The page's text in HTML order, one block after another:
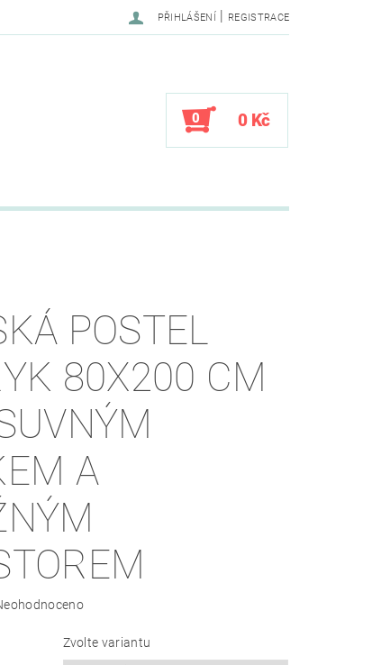
PŘIHLÁŠENÍ | REGISTRACE
0 0 Kč
POSTEL
80X200 CM
A
Zvolte variantu